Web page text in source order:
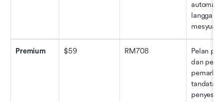
Premium $59 RM708
Pelan
dan